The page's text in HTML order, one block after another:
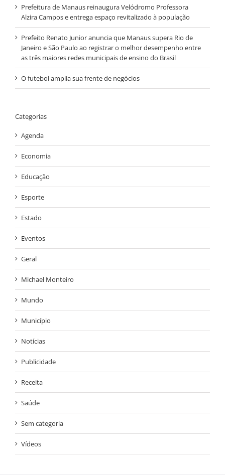
Prefeitura de Manaus reinaugura Velódromo Professora
Alzira Campos e entrega espaço revitalizado à população
Prefeito Renato Junior anuncia que Manaus supera Rio de
Janeiro e São Paulo ao registrar o melhor desempenho entre
as três maiores redes municipais de ensino do Brasil
O futebol amplia sua frente de negócios
Categorias
Agenda
Economia
Educação
Esporte
Estado
Eventos
Geral
Michael Monteiro
Mundo
Município
Notícias
Publicidade
Receita
Saúde
Sem categoria
Vídeos